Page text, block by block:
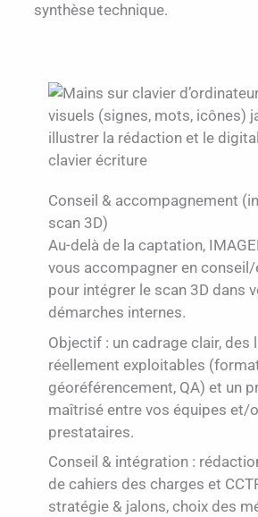
synthèse technique.
clavier écriture
Conseil & accompagnement
scan 3D)
Au-delà de la captation,
vous accompagner en
pour intégrer le scan 3D dans
démarches internes.
Objectif : un cadrage clair, des
réellement exploitables
géoréférencement, QA) et un
maîtrisé entre vos équipes et/
prestataires.
Conseil & intégration :
de cahiers des charges et
stratégie & jalons, choix des